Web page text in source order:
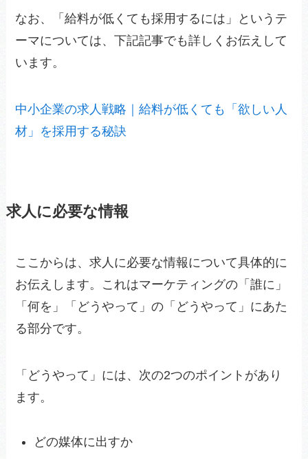
なお、「給料が低くても採用するには」というテ
ーマについては、下記記事でも詳しくお伝えして
います。
中小企業の求人戦略｜給料が低くても「欲しい人
材」を採用する秘訣
求人に必要な情報
ここからは、求人に必要な情報について具体的に
お伝えします。これはマーケティングの「誰に」
「何を」「どうやって」の「どうやって」にあた
る部分です。
「どうやって」には、次の2つのポイントがあり
ます。
どの媒体に出すか